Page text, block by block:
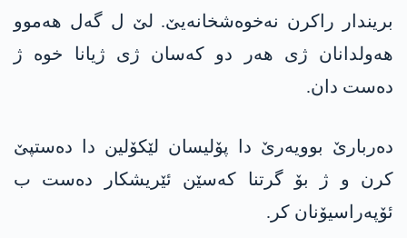
بریندار راکرن نەخوەشخانەیێ. لێ ل گەل ھەموو
ھەولدانان ژی ھەر دو کەسان ژی ژیانا خوە ژ
دەست دان.
دەربارێ بوویەرێ دا پۆلیسان لێکۆلین دا دەستپێ
کرن و ژ بۆ گرتنا کەسێن ئێریشکار دەست ب
ئۆپەراسیۆنان کر.